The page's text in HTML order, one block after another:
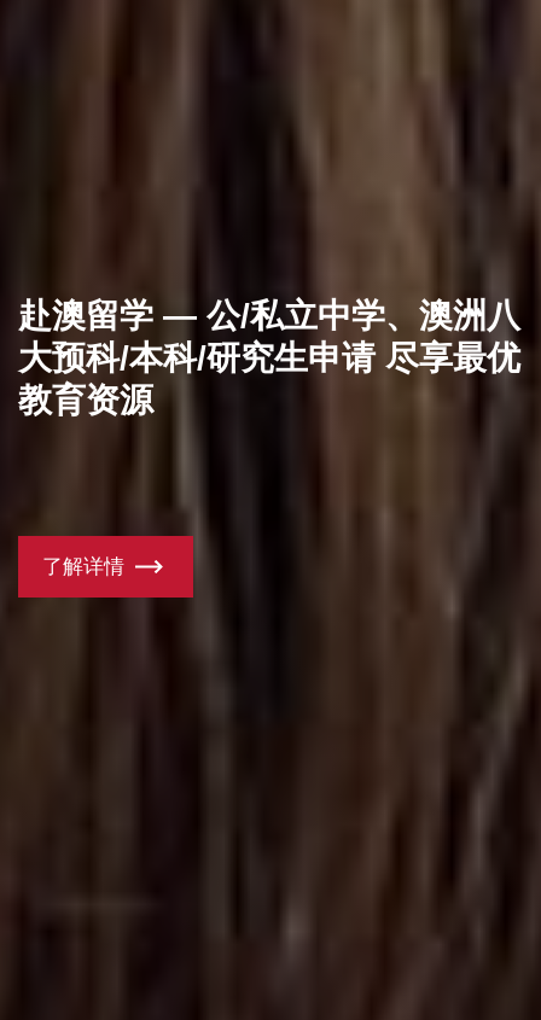
赴澳留学 — 公/私立中学、澳洲八
大预科/本科/研究生申请 尽享最优
教育资源
了解详情